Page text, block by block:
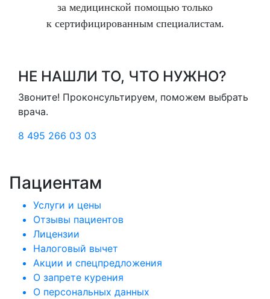
за медицинской помощью только
к сертифицированным специалистам.
НЕ НАШЛИ ТО, ЧТО НУЖНО?
Звоните! Проконсультируем, поможем выбрать
врача.
8 495 266 03 03
Пациентам
Услуги и цены
Отзывы пациентов
Лицензии
Налоговый вычет
Акции и спецпредложения
О запрете курения
О персональных данных